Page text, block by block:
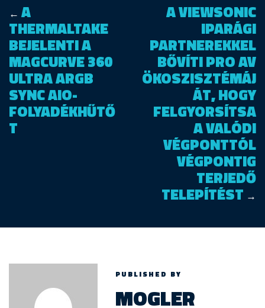
← A
THERMALTAKE
BEJELENTI A
MAGCURVE 360
ULTRA ARGB
SYNC AIO-
FOLYADÉKHŰTŐ
T
A VIEWSONIC
IPARÁGI
PARTNEREKKEL
BŐVÍTI PRO AV
ÖKOSZISZTÉMÁJ
ÁT, HOGY
FELGYORSÍTSA
A VALÓDI
VÉGPONTTÓL
VÉGPONTIG
TERJEDŐ
TELEPÍTÉST →
PUBLISHED BY
MOGLER